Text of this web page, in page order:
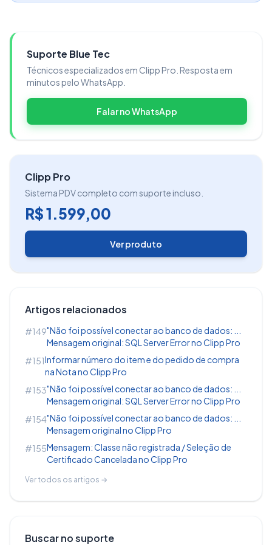
Escolha a quantidade e valor unitário do produto.
Será apresentado na tela as informações
lançadas:
Suporte Blue Tec
Técnicos especializados em Clipp Pro. Resposta em
minutos pelo WhatsApp.
Falar no WhatsApp
Clipp Pro
Sistema PDV completo com suporte incluso.
R$ 1.599,00
Ver produto
Artigos relacionados
#149"Não foi possível conectar ao banco de dados: ...
Mensagem original: SQL Server Error no Clipp Pro
#151Informar número do item e do pedido de compra
na Nota no Clipp Pro
#153"Não foi possível conectar ao banco de dados: ...
Mensagem original: SQL Server Error no Clipp Pro
#154"Não foi possível conectar ao banco de dados: ...
Mensagem original no Clipp Pro
#155Mensagem: Classe não registrada / Seleção de
Certificado Cancelada no Clipp Pro
Ver todos os artigos →
Buscar no suporte